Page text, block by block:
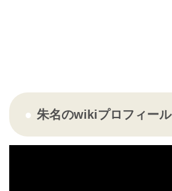
朱名のwikiプロフィール